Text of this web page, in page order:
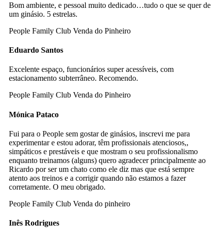
Bom ambiente, e pessoal muito dedicado…tudo o que se quer de
um ginásio. 5 estrelas.
People Family Club Venda do Pinheiro
Eduardo Santos
Excelente espaço, funcionários super acessíveis, com
estacionamento subterrâneo. Recomendo.
People Family Club Venda do Pinheiro
Mónica Pataco
Fui para o People sem gostar de ginásios, inscrevi me para
experimentar e estou adorar, têm profissionais atenciosos,,
simpáticos e prestáveis e que mostram o seu profissionalismo
enquanto treinamos (alguns) quero agradecer principalmente ao
Ricardo por ser um chato como ele diz mas que está sempre
atento aos treinos e a corrigir quando não estamos a fazer
corretamente. O meu obrigado.
People Family Club Venda do pinheiro
Inês Rodrigues